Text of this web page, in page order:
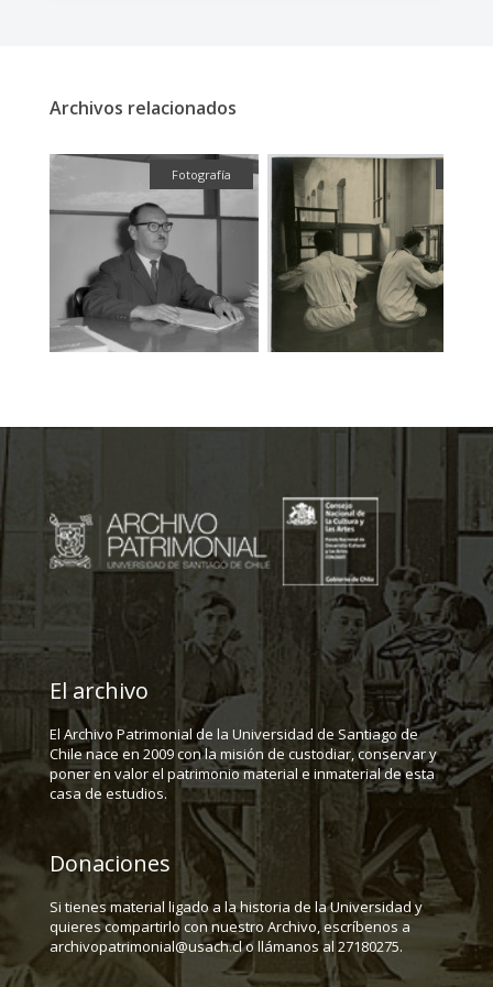
Archivos relacionados
Fotografía
El archivo
El Archivo Patrimonial de la Universidad de Santiago de
Chile nace en 2009 con la misión de custodiar, conservar y
poner en valor el patrimonio material e inmaterial de esta
casa de estudios.
Donaciones
Si tienes material ligado a la historia de la Universidad y
quieres compartirlo con nuestro Archivo, escríbenos a
archivopatrimonial@usach.cl o llámanos al 27180275.